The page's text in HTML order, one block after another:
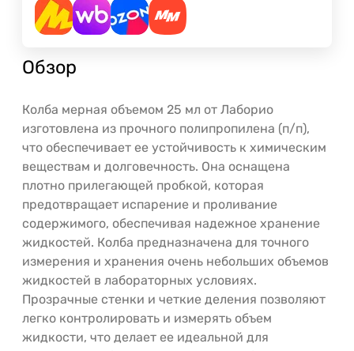
Обзор
Колба мерная объемом 25 мл от Лаборио
изготовлена из прочного полипропилена (п/п),
что обеспечивает ее устойчивость к химическим
веществам и долговечность. Она оснащена
плотно прилегающей пробкой, которая
предотвращает испарение и проливание
содержимого, обеспечивая надежное хранение
жидкостей. Колба предназначена для точного
измерения и хранения очень небольших объемов
жидкостей в лабораторных условиях.
Прозрачные стенки и четкие деления позволяют
легко контролировать и измерять объем
жидкости, что делает ее идеальной для